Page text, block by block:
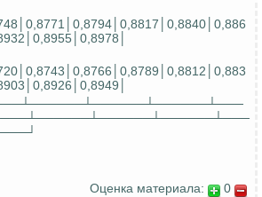
Оценка материала: 0